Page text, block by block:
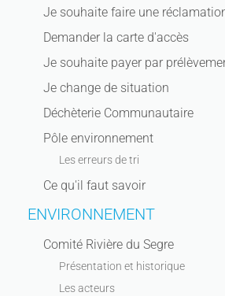
Je souhaite faire une
Demander la carte d'accès
Je souhaite payer par
Je change de situation
Déchèterie Communautaire
Pôle environnement
Les erreurs de tri
Ce qu'il faut savoir
ENVIRONNEMENT
Comité Rivière du Segre
Présentation et historique
Les acteurs